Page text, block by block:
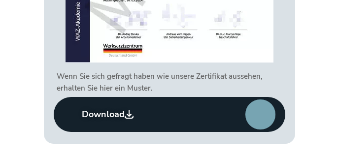
Wenn Sie sich gefragt haben wie unsere Zertifikat aussehen,
erhalten Sie hier ein Muster.
Download